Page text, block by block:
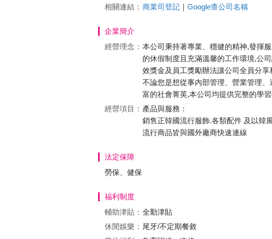
相關連結： 商業司登記 ｜ Google查公司名稱
企業簡介
經營理念： 本公司秉持著專業、穩健的精神,發揮
的休假制度且充滿溫馨的工作環境,公
效獎金及員工獎勵辦法讓公司全員分享
不論您是想從事內部管理、營業管理
富的社會菁英,本公司均提供完整的學
經營項目： 產品與服務：
銷售正韓國流行服飾.各類配件 及以韓
流行商品皆與國外廠商快速連線
法定保障
勞保、健保
福利制度
輔助津貼： 全勤津貼
休閒娛樂： 尾牙/不定期餐敘